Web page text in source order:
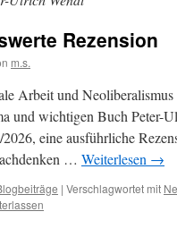
Rezension
m.s.
Arbeit und
und wichtigen Buch Peter-
eine ausführliche
… Weiterlesen →
| Verschlagwortet mit